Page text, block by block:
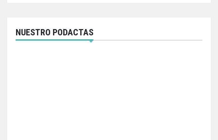
NUESTRO PODACTAS